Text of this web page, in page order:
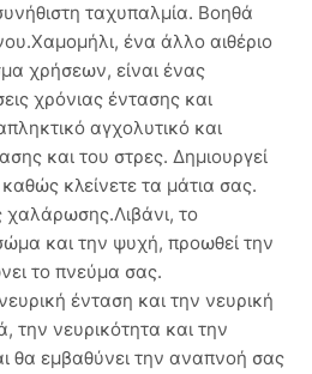
ταχυπαλμία. Βοηθά
ένα άλλο αιθέριο
χρήσεων, είναι ένας
χρόνιας έντασης και
αγχολυτικό και
και του στρες. Δημιουργεί
κλείνετε τα μάτια σας.
χαλάρωσης.Λιβάνι, το
και την ψυχή, προωθεί την
το πνεύμα σας.
ένταση και την νευρική
την νευρικότητα και την
θα εμβαθύνει την αναπνοή σας